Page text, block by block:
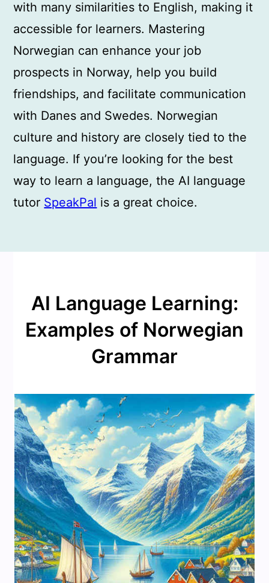
with many similarities to English, making it
accessible for learners. Mastering
Norwegian can enhance your job
prospects in Norway, help you build
friendships, and facilitate communication
with Danes and Swedes. Norwegian
culture and history are closely tied to the
language. If you’re looking for the best
way to learn a language, the AI language
tutor SpeakPal is a great choice.
AI Language Learning:
Examples of Norwegian
Grammar